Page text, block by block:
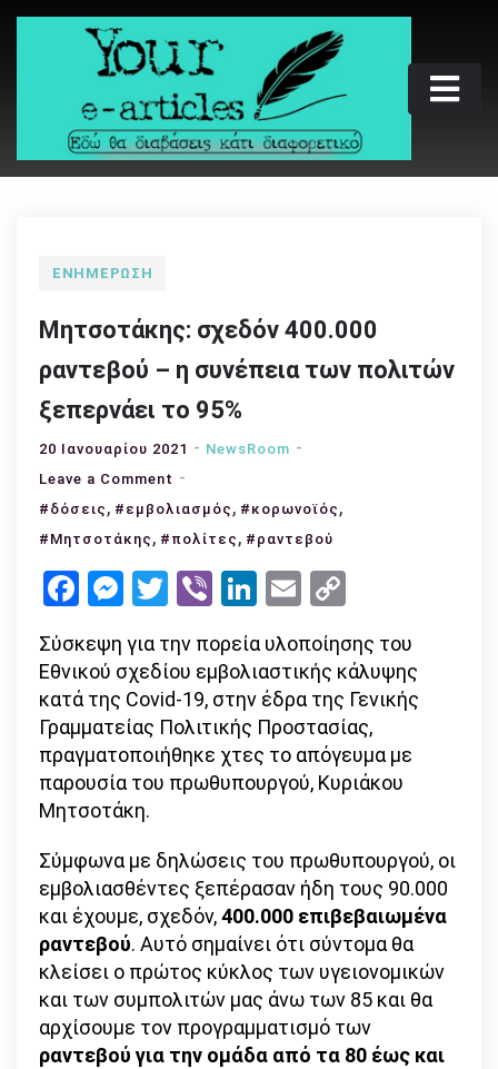
Skip
Your e-articles
Εδώ θα διαβάσεις κάτι διαφορετικό
ΕΝΗΜΈΡΩΣΗ
Μητσοτάκης: σχεδόν 400.000
ραντεβού – η συνέπεια των πολιτών
ξεπερνάει το 95%
20 Ιανουαρίου 2021
NewsRoom
Leave a Comment on
Μητσοτάκης:
σχεδόν
ραντεβού
η
συνέπεια
των
πολιτών
ξεπερνάει
το
#δόσεις , #εμβολιασμός , #κορωνοϊός ,
#Μητσοτάκης , #πολίτες , #ραντεβού
Facebook
Messenger
Twitter
ViberLinkedIn
Email
Σύσκεψη για την πορεία υλοποίησης του
Εθνικού σχεδίου εμβολιαστικής κάλυψης
κατά της Covid-19, στην έδρα της Γενικής
Γραμματείας Πολιτικής Προστασίας,
πραγματοποιήθηκε χτες το απόγευμα με
παρουσία του πρωθυπουργού, Κυριάκου
Μητσοτάκη.
Σύμφωνα με δηλώσεις του πρωθυπουργού, οι
εμβολιασθέντες ξεπέρασαν ήδη τους 90.000
και έχουμε, σχεδόν,400.000 επιβεβαιωμένα
ραντεβού. Αυτό σημαίνει ότι σύντομα θα
κλείσει ο πρώτος κύκλος των υγειονομικών
και των συμπολιτών μας άνω των 85 και θα
αρχίσουμε τον προγραμματισμό των
ραντεβού για την ομάδα από τα 80 έως και